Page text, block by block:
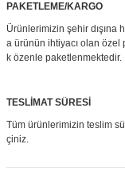
PAKETLEME/KARGO
Ürünlerimizin şehir dışına
a ürünün ihtiyacı olan
k özenle paketlenmektedir.
TESLİMAT SÜRESİ
Tüm ürünlerimizin teslim
çiniz.